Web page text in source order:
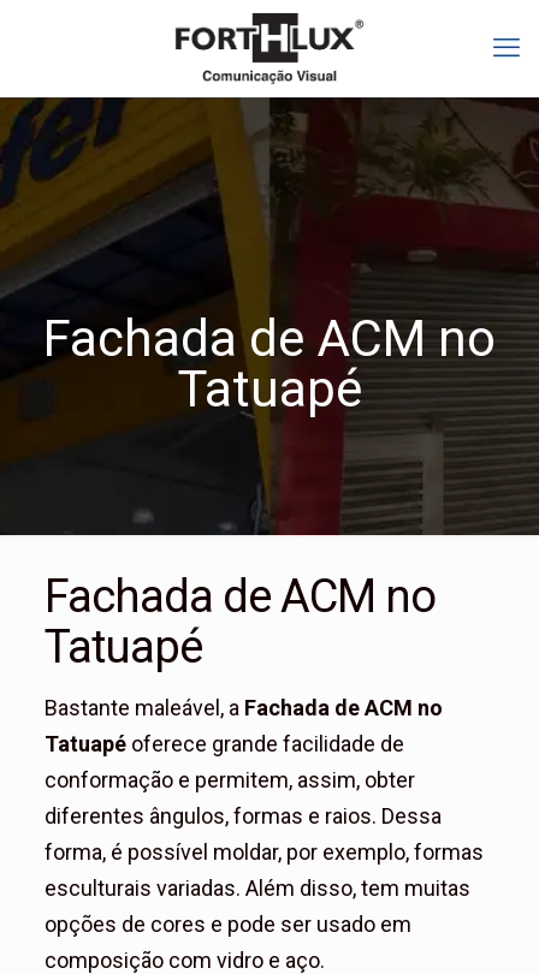
Fachada de ACM no
Tatuapé
Fachada de ACM no
Tatuapé
Bastante maleável, a Fachada de ACM no
Tatuapéoferece grande facilidade de
conformação e permitem, assim, obter
diferentes ângulos, formas e raios. Dessa
forma, é possível moldar, por exemplo, formas
esculturais variadas. Além disso, tem muitas
opções de cores e pode ser usado em
composição com vidro e aço.